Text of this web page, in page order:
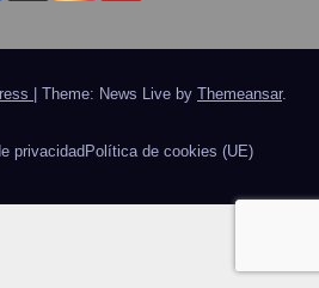
| Theme: News Live by Themeansar.
privacidadPolítica de cookies (UE)